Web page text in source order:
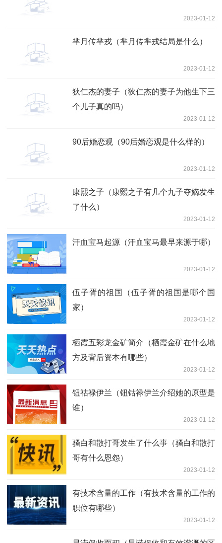
2023-01-12
芈月传芈戎（芈月传芈戎结局是什么）
2023-01-12
狄仁杰的妻子（狄仁杰的妻子为他生下三
个儿子真的吗）
2023-01-12
90后婚恋观（90后婚恋观是什么样的）
2023-01-12
康熙之子（康熙之子有几个九子夺嫡发生
了什么）
2023-01-12
汗血宝马起源（汗血宝马最早来源于哪）
2023-01-12
伍子胥的祖国（伍子胥的祖国是哪个国
家）
2023-01-12
栖霞五彩龙金矿简介（栖霞金矿在什么地
方及背后资本有哪些）
2023-01-12
钮祜禄伊兰（钮钴禄伊兰介绍她的原型是
谁）
2023-01-12
骚白和散打哥发生了什么事（骚白和散打
哥有什么恩怨）
2023-01-12
有技术含量的工作（有技术含量的工作的
职位有哪些）
2023-01-12